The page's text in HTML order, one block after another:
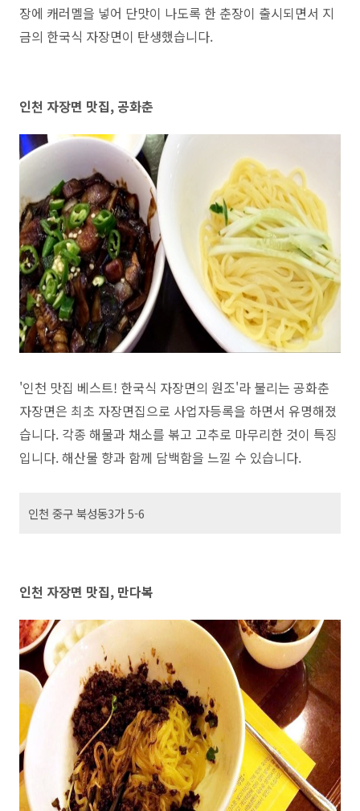
장에 캐러멜을 넣어 단맛이 나도록 한 춘장이 출시되면서 지
금의 한국식 자장면이 탄생했습니다.
인천 자장면 맛집, 공화춘
'인천 맛집 베스트! 한국식 자장면의 원조'라 불리는 공화춘
자장면은 최초 자장면집으로 사업자등록을 하면서 유명해졌
습니다. 각종 해물과 채소를 볶고 고추로 마무리한 것이 특징
입니다. 해산물 향과 함께 담백함을 느낄 수 있습니다.
인천 중구 북성동3가 5-6
인천 자장면 맛집, 만다복